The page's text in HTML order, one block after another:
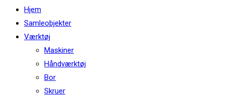
website
Hjem
Samleobjekter
Værktøj
Maskiner
Håndværktøj
Bor
Skruer